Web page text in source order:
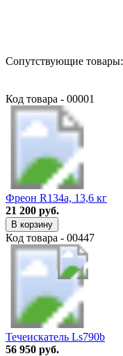
Сопутствующие товары:
Код товара - 00001
Фреон R134a, 13,6 кг
21 200 руб.
В корзину
Код товара - 00447
Течеискатель Ls790b
56 950 руб.